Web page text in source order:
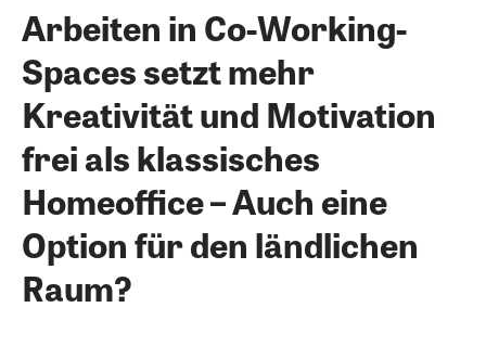
Arbeiten in Co-Working-
Spaces setzt mehr
Kreativität und Motivation
frei als klassisches
Homeoffice – Auch eine
Option für den ländlichen
Raum?